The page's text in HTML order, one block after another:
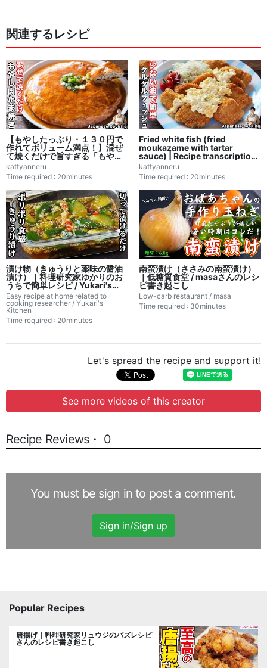
関連するレシピ
【もやしたっぷり・１３０円で
作れてボリューム満点！】混ぜ
て焼くだけで旨すぎる「もやし
肉たま焼き」（２人分）｜かっ
ちゃんねるさんのレシピ書き起
こし
kattyanneru
Time required : 20minutes
Fried white fish (fried
moukazame with tartar
sauce) | Recipe transcription
by kattyanneru
kattyanneru
Time required : 20minutes
漬け物（きゅうりと薬味の醤油
漬け）｜料理研究家ゆかりのお
うちで簡単レシピ / Yukari's
Kitchenさんのレシピ書き起こ
し
Easy recipe at home related to
cooking researcher / Yukari's
Kitchen
Time required : 20minutes
南蛮漬け（ささみの南蛮漬け）
｜低糖質食堂 / masaさんのレシ
ピ書き起こし
Low-carb restaurant / masa
Time required : 30minutes
Let's spread the recipe and support it!
See more videos of this creator
Recipe Reviews・ 0
You must be sign in to post a comment.
Sign in/Sign up
Popular Recipes
唐揚げ｜料理研究家リュウジのバズレシピ
さんのレシピ書き起こし